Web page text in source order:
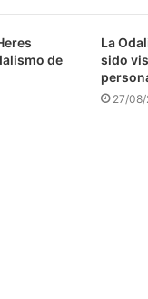
de
La
sido
27/